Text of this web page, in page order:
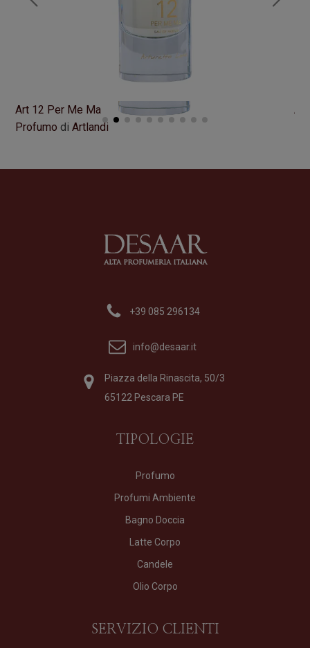
Art 12 Per Me Ma
Profumo diArtlandi
Art
+39 085 296134
info@desaar.it
Piazza della Rinascita, 50/3
65122 Pescara PE
TIPOLOGIE
Profumo
Profumi Ambiente
Bagno Doccia
Latte Corpo
Candele
Olio Corpo
SERVIZIO CLIENTI